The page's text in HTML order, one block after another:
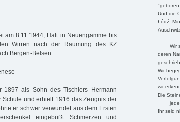
Und die
Łódź,
Wir
deren
Wir
wir
Die
jeden
Ihr seid
am 8.11.1944, Haft in Neuengamme bis
Wirren nach der Räumung des KZ
Bergen-Belsen
1897 als Sohn des Tischlers Hermann
und erhielt 1916 das Zeugnis der
er schwer verwundet aus dem Ersten
eingebüßt. Schmerzen und